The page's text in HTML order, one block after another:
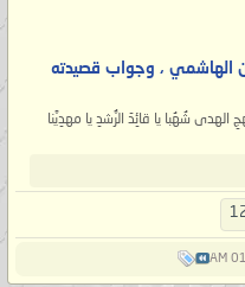
الهاشمي ، وجواب قصيدته
الهدى شُهُبا يا قائِدَ الرُّشدِ يا مهدِيَّنا